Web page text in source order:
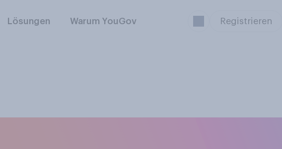
Lösungen Warum YouGov Registrieren